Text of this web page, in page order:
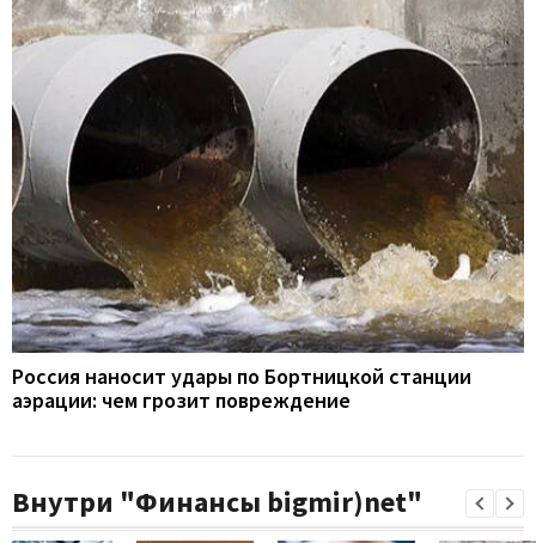
Россия наносит удары по Бортницкой станции
аэрации: чем грозит повреждение
Внутри "Финансы bigmir)net"